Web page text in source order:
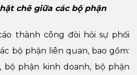
chẽ giữa các bộ phận
thành công đòi hỏi sự phối
bộ phận liên quan, bao gồm:
bộ phận kinh doanh, bộ phận